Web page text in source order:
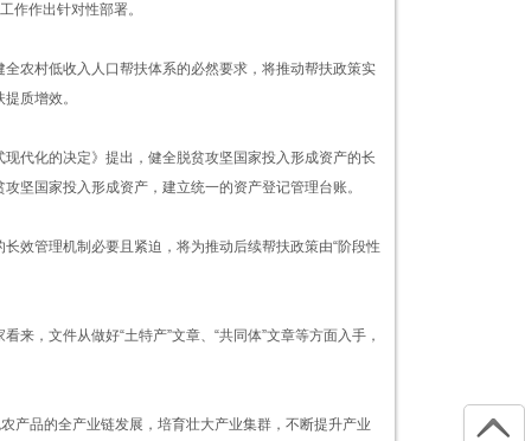
作作出针对性部署。
农村低收入人口帮扶体系的必然要求，将推动帮扶政策实
质增效。
代化的决定》提出，健全脱贫攻坚国家投入形成资产的长
坚国家投入形成资产，建立统一的资产登记管理台账。
效管理机制必要且紧迫，将为推动后续帮扶政策由“阶段性
，文件从做好“土特产”文章、“共同体”文章等方面入手，
产品的全产业链发展，培育壮大产业集群，不断提升产业